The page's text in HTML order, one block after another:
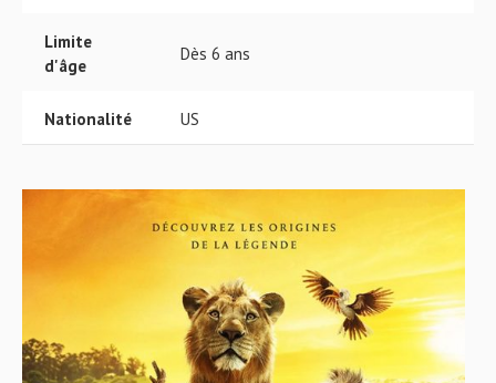
Limite
d'âge
Dès 6 ans
Nationalité US